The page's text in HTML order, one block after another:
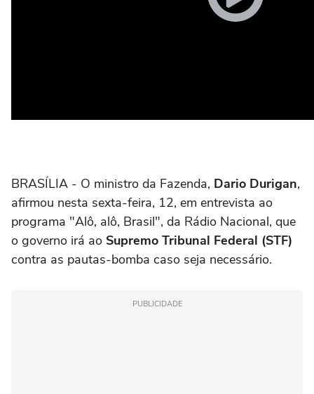
BRASÍLIA - O ministro da Fazenda, Dario Durigan,
afirmou nesta sexta-feira, 12, em entrevista ao
programa "Alô, alô, Brasil", da Rádio Nacional, que
o governo irá ao Supremo Tribunal Federal (STF)
contra as pautas-bomba caso seja necessário.
PUBLICIDADE